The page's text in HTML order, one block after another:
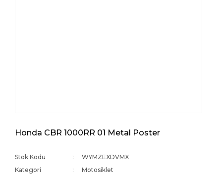
Honda CBR 1000RR 01 Metal Poster
Stok Kodu
WYMZEXDVMX
Kategori
Motosiklet